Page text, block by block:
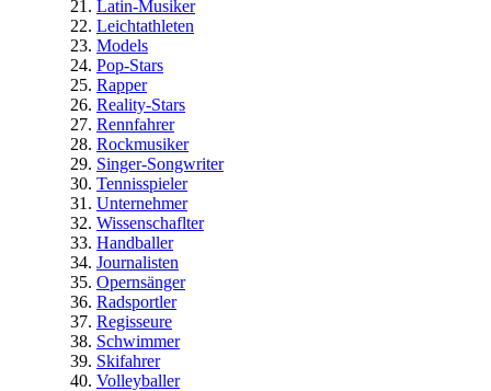
Latin-Musiker
Leichtathleten
Models
Pop-Stars
Rapper
Reality-Stars
Rennfahrer
Rockmusiker
Singer-Songwriter
Tennisspieler
Unternehmer
Wissenschaflter
Handballer
Journalisten
Opernsänger
Radsportler
Regisseure
Schwimmer
Skifahrer
Volleyballer